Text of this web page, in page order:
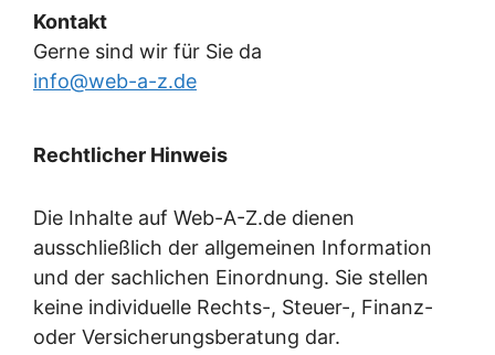
Kontakt
Gerne sind wir für Sie da
info@web-a-z.de
Rechtlicher Hinweis
Die Inhalte auf Web-A-Z.de dienen
ausschließlich der allgemeinen Information
und der sachlichen Einordnung. Sie stellen
keine individuelle Rechts-, Steuer-, Finanz-
oder Versicherungsberatung dar.